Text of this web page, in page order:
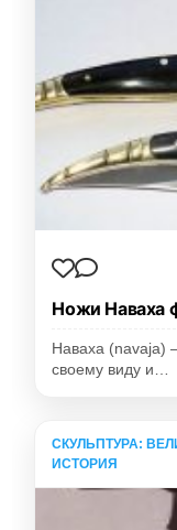
Ножи Наваха
Наваха (navaja)
своему виду и…
СКУЛЬПТУРА:
ИСТОРИЯ